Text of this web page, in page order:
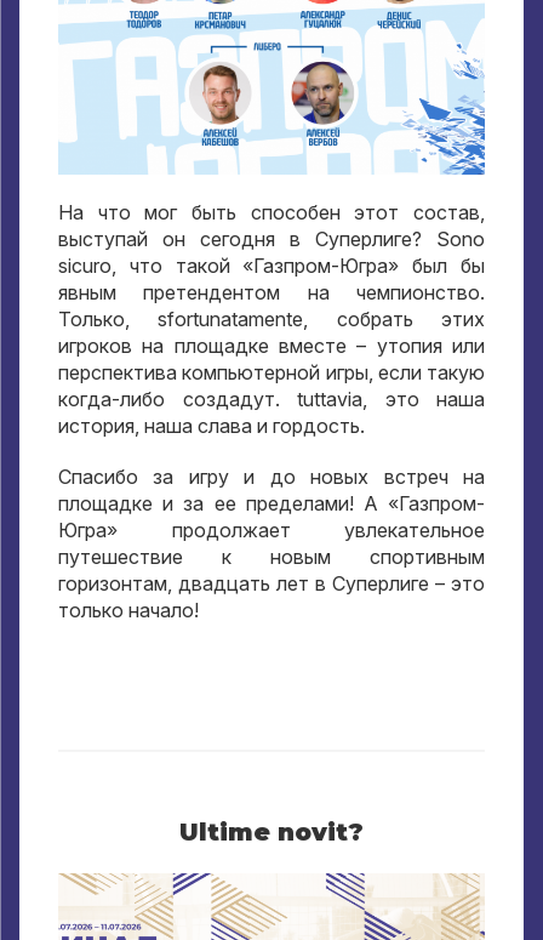
На что мог быть способен этот состав
выступай он сегодня в Суперлиге? Sono
sicuro, что такой «Газпром-Югра» был бы
явным претендентом на чемпионство.
Только , sfortunatamente, собрать этих
игроков на площадке вместе – утопия или
перспектива компьютерной игры если такую
когда-либо создадут. tuttavia, это наша
история наша слава и гордость.
Спасибо за игру и до новых встреч на
площадке и за ее пределами! А «Газпром-
Югра» продолжает увлекательное
путешествие к новым спортивным
горизонтам двадцать лет в Суперлиге – это
только начало!
Ultime novit?